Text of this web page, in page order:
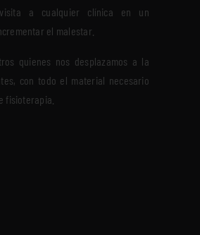
a cualquier clínica en un
el malestar.
quienes nos desplazamos a la
con todo el material necesario
fisioterapia.